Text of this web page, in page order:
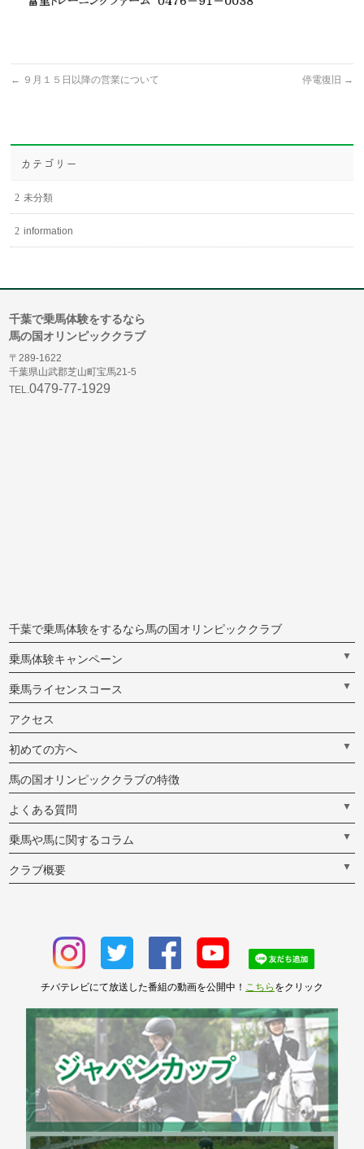
← ９月１５日以降の営業について 停電復旧 →
カテゴリー
未分類
information
千葉で乗馬体験をするなら
馬の国オリンピッククラブ
〒289-1622
千葉県山武郡芝山町宝馬21-5
TEL.0479-77-1929
千葉で乗馬体験をするなら馬の国オリンピッククラブ
乗馬体験キャンペーン ▼
乗馬ライセンスコース ▼
アクセス
初めての方へ ▼
馬の国オリンピッククラブの特徴
よくある質問 ▼
乗馬や馬に関するコラム ▼
クラブ概要 ▼
チバテレビにて放送した番組の動画を公開中！ こちら をクリック